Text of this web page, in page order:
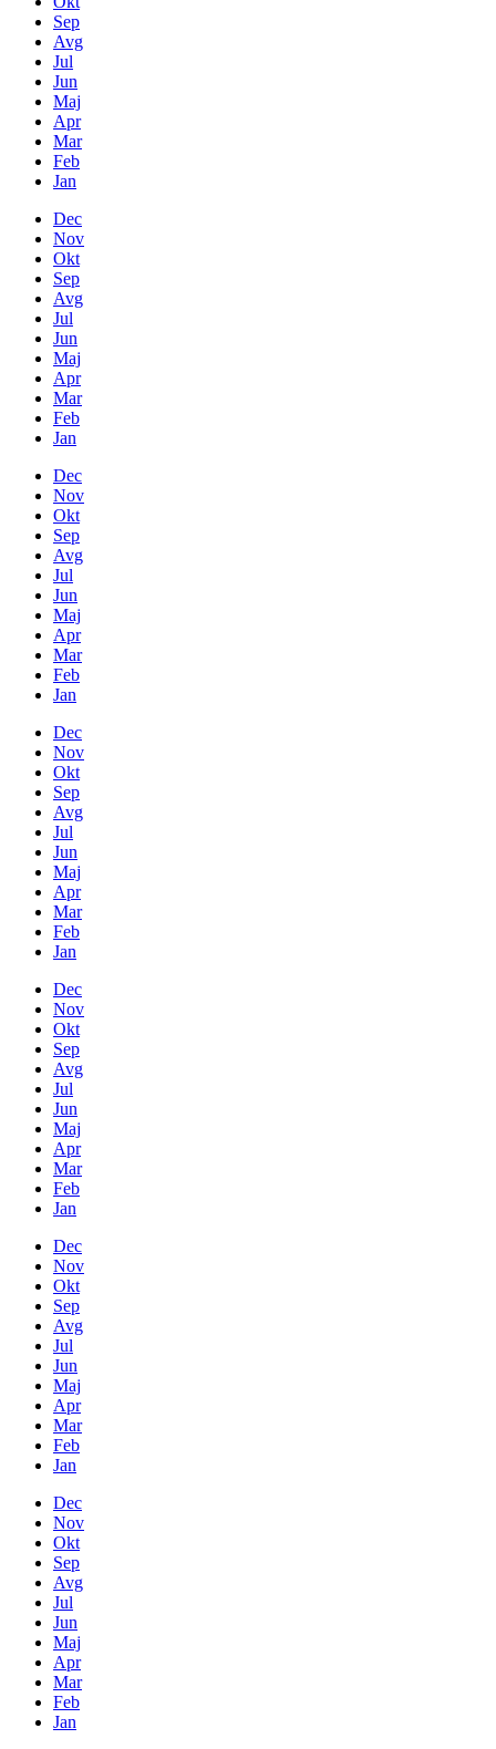
Sep
Avg
Jul
Jun
Maj
Apr
Mar
Feb
Jan
Dec
Nov
Okt
Sep
Avg
Jul
Jun
Maj
Apr
Mar
Feb
Jan
Dec
Nov
Okt
Sep
Avg
Jul
Jun
Maj
Apr
Mar
Feb
Jan
Dec
Nov
Okt
Sep
Avg
Jul
Jun
Maj
Apr
Mar
Feb
Jan
Dec
Nov
Okt
Sep
Avg
Jul
Jun
Maj
Apr
Mar
Feb
Jan
Dec
Nov
Okt
Sep
Avg
Jul
Jun
Maj
Apr
Mar
Feb
Jan
Dec
Nov
Okt
Sep
Avg
Jul
Jun
Maj
Apr
Mar
Feb
Jan